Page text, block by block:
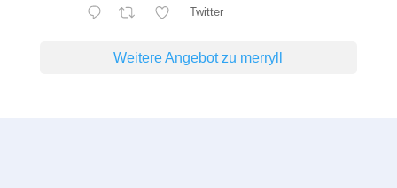
Twitter
Weitere Angebot zu merryll